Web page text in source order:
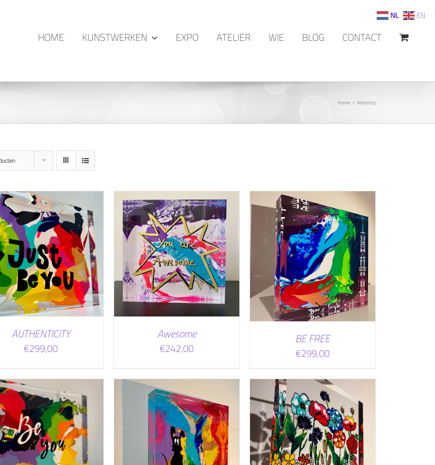
HOME KUNSTWERKEN EXPO ATELIER WIE BLOG CONTACT
Home Webshop
AUTHENTICITY
€299,00
TOEVOEGEN AAN WINKELWAGEN
DETAILS
Awesome
€242,00
TOEVOEGEN AAN WINKELWAGEN
/
DETAILS
BE FREE
€299,00
TOEVOEGEN AAN WINKELWAGEN
/
DETAILS
TOEVOEGEN AAN WINKELWAGEN
/
DETAILS
NL EN